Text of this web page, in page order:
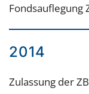
Fondsauflegung
2014
Zulassung der